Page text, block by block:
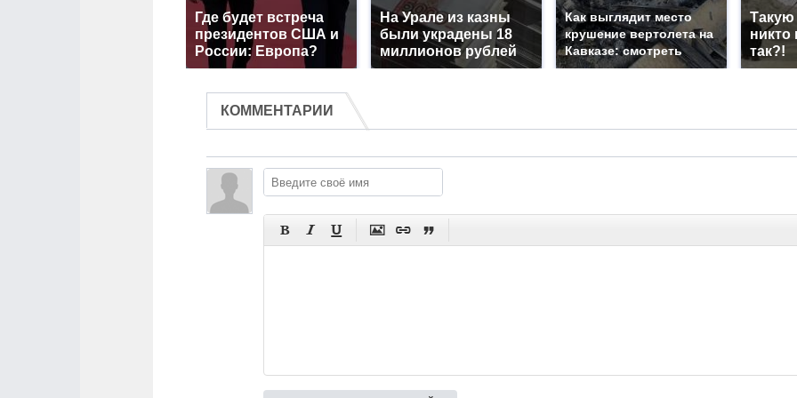
Где будет встреча
президентов США и
России: Европа?
На Урале из казны
были украдены 18
миллионов рублей
Как выглядит место
крушение вертолета на
Кавказе: смотреть
Такую
никто
так?!
КОММЕНТАРИИ
     